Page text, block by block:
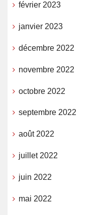
février 2023
janvier 2023
décembre 2022
novembre 2022
octobre 2022
septembre 2022
août 2022
juillet 2022
juin 2022
mai 2022